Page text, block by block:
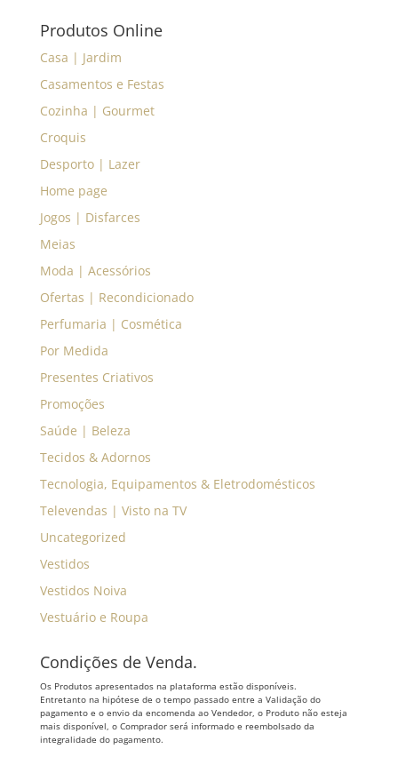
Produtos Online
Casa | Jardim
Casamentos e Festas
Cozinha | Gourmet
Croquis
Desporto | Lazer
Home page
Jogos | Disfarces
Meias
Moda | Acessórios
Ofertas | Recondicionado
Perfumaria | Cosmética
Por Medida
Presentes Criativos
Promoções
Saúde | Beleza
Tecidos & Adornos
Tecnologia, Equipamentos & Eletrodomésticos
Televendas | Visto na TV
Uncategorized
Vestidos
Vestidos Noiva
Vestuário e Roupa
Condições de Venda.
Os Produtos apresentados na plataforma estão disponíveis.
Entretanto na hipótese de o tempo passado entre a Validação do
pagamento e o envio da encomenda ao Vendedor, o Produto não esteja
mais disponível, o Comprador será informado e reembolsado da
integralidade do pagamento.